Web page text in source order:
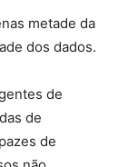
metade da
dos dados.
de
de
de